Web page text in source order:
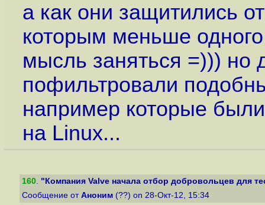
а как они защитились
которым меньше
мысль заняться =)))
пофильтровали
например которые
на Linux...
160. "Компания Valve начала отбор добровольцев для
Сообщение от Аноним (??) on 28-Окт-12, 15:34